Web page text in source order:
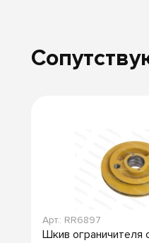
Арт.: RR6897
Шкив ограничителя